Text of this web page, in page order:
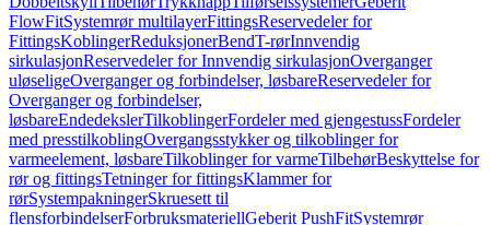
FlowFitSystemrør multilayerFittingsReservedeler for
FittingsKoblingerReduksjonerBendT-rørInnvendig
sirkulasjonReservedeler for Innvendig sirkulasjonOverganger
uløseligeOverganger og forbindelser, løsbareReservedeler for
Overganger og forbindelser,
løsbareEndedekslerTilkoblingerFordeler med gjengestussFordeler
med presstilkoblingOvergangsstykker og tilkoblinger for
varmeelement, løsbareTilkoblinger for varmeTilbehørBeskyttelse for
rør og fittingsTetninger for fittingsKlammer for
rørSystempakningerSkruesett til
flensforbindelserForbruksmateriellGeberit PushFitSystemrør